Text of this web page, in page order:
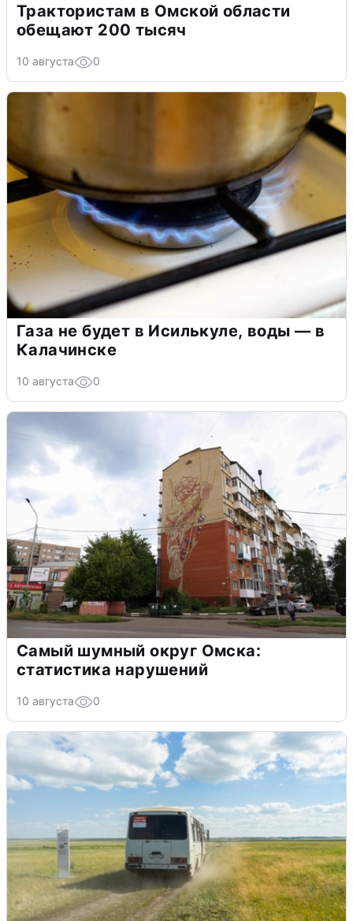
Трактористам в Омской области
обещают 200 тысяч
10 августа 0
Газа не будет в Исилькуле, воды — в
Калачинске
10 августа 0
Самый шумный округ Омска:
статистика нарушений
10 августа 0